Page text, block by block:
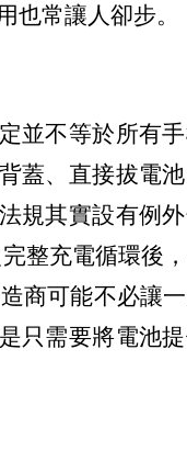
也常讓人卻步。
並不等於所有
蓋、直接拔電
規其實設有例
整充電循環後
商可能不必讓
只需要將電池